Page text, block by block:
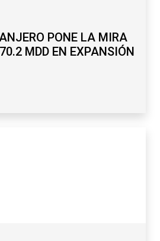
PONE LA MIRA
MDD EN EXPANSIÓN